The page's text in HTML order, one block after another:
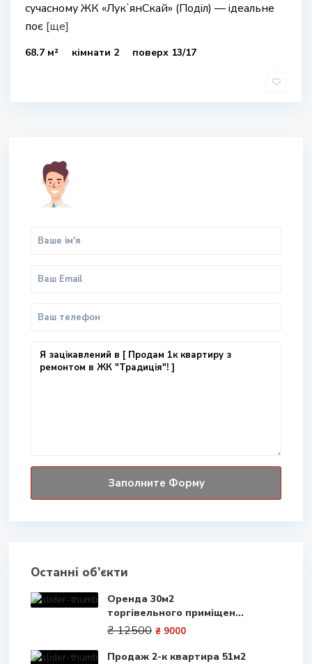
сучасному ЖК «ЛукʼянСкай» (Поділ) — ідеальне
поє [ще]
68.7 м² кімнати 2 поверх 13/17
Останні об’єкти
Оренда 30м2
торгівельного приміщен...
₴ 12500 ₴ 9000
Продаж 2-к квартира 51м2